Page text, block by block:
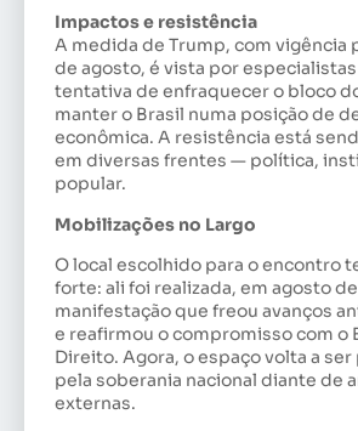
Impactos e resistência
A medida de Trump, com vigência
de agosto, é vista por
tentativa de enfraquecer o bloco
manter o Brasil numa posição de
econômica. A resistência está
em diversas frentes — política,
popular.
Mobilizações no Largo
O local escolhido para o encontro
forte: ali foi realizada, em agosto
manifestação que freou avanços
e reafirmou o compromisso com o
Direito. Agora, o espaço volta a ser
pela soberania nacional diante de
externas.